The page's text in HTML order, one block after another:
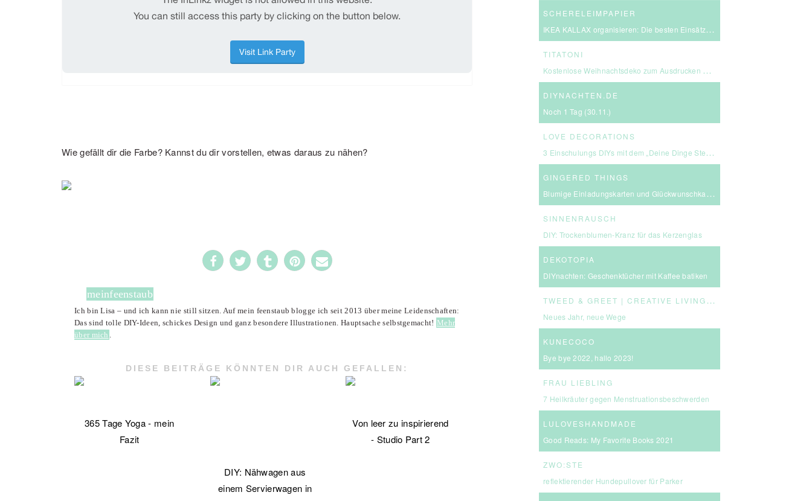
Wie gefällt dir die Farbe? Kannst du dir vorstellen, etwas daraus zu nähen?
3
meinfeenstaub
Ich bin Lisa – und ich kann nie still sitzen. Auf mein feenstaub blogge ich seit 2013 über meine Leidenschaften:
Das sind tolle DIY-Ideen, schickes Design und ganz besondere Illustrationen. Hauptsache selbstgemacht! Mehr
über mich .
DIESE BEITRÄGE KÖNNTEN DIR AUCH GEFALLEN:
365 Tage Yoga - mein
Fazit
DIY: Nähwagen aus
einem Servierwagen in
Von leer zu inspirierend
- Studio Part 2
SCHERELEIMPAPIER
IKEA KALLAX organisieren: Die besten Einsätze für mehr Ordnung
TITATONI
Kostenlose Weihnachtsdeko zum Ausdrucken – eine kleine Girlande für euer Zuhause ☆
DIYNACHTEN.DE
Noch 1 Tag (30.11.)
LOVE DECORATIONS
3 Einschulungs DIYs mit dem „Deine Dinge Stempel – School Edition“ #BackToSchool + Gewinnspiel
GINGERED THINGS
Blumige Einladungskarten und Glückwunschkarten von Send a Smile
SINNENRAUSCH
DIY: Trockenblumen-Kranz für das Kerzenglas
DEKOTOPIA
DIYnachten: Geschenktücher mit Kaffee batiken
T
WEED & GREET | CREATIVE LIVING & BOLD CHOICES
Neues Jahr, neue Wege
KUNECOCO
Bye bye 2022, hallo 2023!
FRAU LIEBLING
7 Heilkräuter gegen Menstruationsbeschwerden
LULOVESHANDMADE
Good Reads: My Favorite Books 2021
ZWO:STE
reflektierender Hundepullover für Parker